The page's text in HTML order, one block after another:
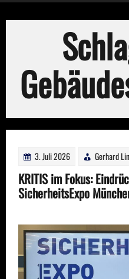
3. Juli 2026 Gerhard
KRITIS im Fokus:
SicherheitsExpo